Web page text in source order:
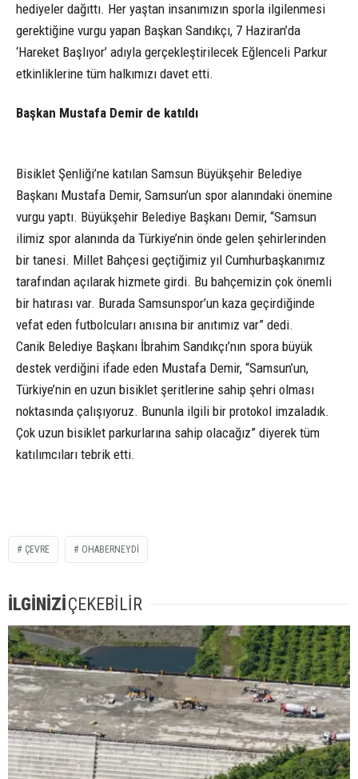
hediyeler dağıttı. Her yaştan insanımızın sporla ilgilenmesi
gerektiğine vurgu yapan Başkan Sandıkçı, 7 Haziran’da
‘Hareket Başlıyor’ adıyla gerçekleştirilecek Eğlenceli Parkur
etkinliklerine tüm halkımızı davet etti.
Başkan Mustafa Demir de katıldı
Bisiklet Şenliği’ne katılan Samsun Büyükşehir Belediye
Başkanı Mustafa Demir, Samsun’un spor alanındaki önemine
vurgu yaptı. Büyükşehir Belediye Başkanı Demir, “Samsun
ilimiz spor alanında da Türkiye’nin önde gelen şehirlerinden
bir tanesi. Millet Bahçesi geçtiğimiz yıl Cumhurbaşkanımız
tarafından açılarak hizmete girdi. Bu bahçemizin çok önemli
bir hatırası var. Burada Samsunspor’un kaza geçirdiğinde
vefat eden futbolcuları anısına bir anıtımız var” dedi.
Canik Belediye Başkanı İbrahim Sandıkçı’nın spora büyük
destek verdiğini ifade eden Mustafa Demir, “Samsun’un,
Türkiye’nin en uzun bisiklet şeritlerine sahip şehri olması
noktasında çalışıyoruz. Bununla ilgili bir protokol imzaladık.
Çok uzun bisiklet parkurlarına sahip olacağız” diyerek tüm
katılımcıları tebrik etti.
ÇEVRE OHABERNEYDİ
İLGİNİZİÇEKEBİLİR